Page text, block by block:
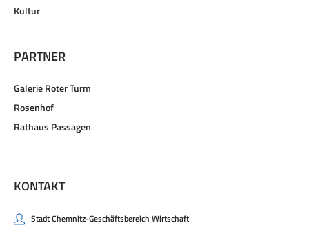
Kultur
PARTNER
Galerie Roter Turm
Rosenhof
Rathaus Passagen
KONTAKT
Stadt Chemnitz-Geschäftsbereich Wirtschaft